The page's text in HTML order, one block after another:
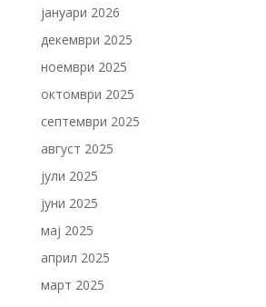
јануари 2026
декември 2025
ноември 2025
октомври 2025
септември 2025
август 2025
јули 2025
јуни 2025
мај 2025
април 2025
март 2025